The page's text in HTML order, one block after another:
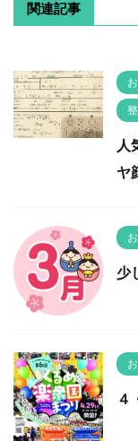
関連記事
人
ヤ
少
４